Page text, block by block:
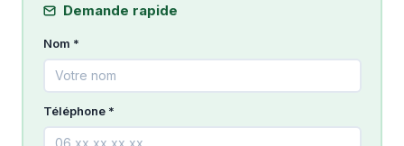
Demande rapide
Nom *
Téléphone *